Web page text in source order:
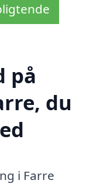
på
du
i Farre